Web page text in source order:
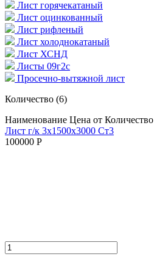
Лист горячекатаный
Лист оцинкованный
Лист рифленый
Лист холоднокатаный
Лист ХСНД
Листы 09г2с
Просечно-вытяжной лист
Количество (6)
Наименование Цена от Количество
Лист г/к 3х1500х3000 Ст3
100000 Р